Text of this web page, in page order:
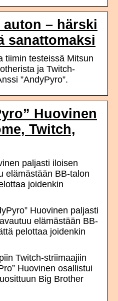
– härski
sanattomaksi
testeissä Mitsun
ja Twitch-
”AndyPyro”.
Huovinen
Twitch,
paljasti iloisen
elämästään BB-talon
joidenkin
Huovinen paljasti
elämästään BB-
pelottaa joidenkin
Twitch-striimaajiin
Huovinen osallistui
Big Brother